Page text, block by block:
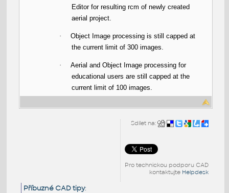
Editor for resulting rcm of newly created
aerial project.
·
Object Image processing is still capped at
the current limit of 300 images.
·
Aerial and Object Image processing for
educational users are still capped at the
current limit of 100 images.
Sdílet na:
Pro technickou podporu CAD
kontaktujte Helpdesk
Příbuzné CAD tipy: